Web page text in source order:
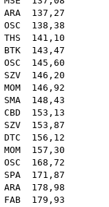
ARA 137,27
OSC 138,38
THS 141,10
BTK 143,47
OSC 145,60
SZV 146,20
MOM 146,92
SMA 148,43
CBD 153,13
SZV 153,87
DTC 156,12
MOM 157,30
OSC 168,72
SPA 171,87
ARA 178,98
FAB 179,93